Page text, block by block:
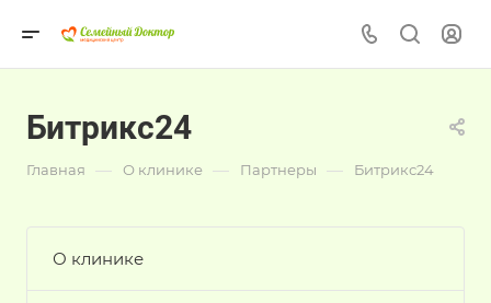
Битрикс24
Главная — О клинике — Партнеры — Битрикс24
О клинике